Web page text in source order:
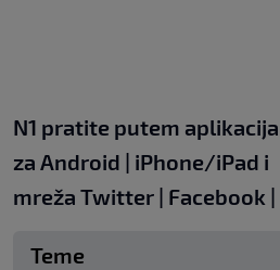
N1 pratite putem aplikacija
za Android | iPhone/iPad i
mreža Twitter | Facebook |
Teme